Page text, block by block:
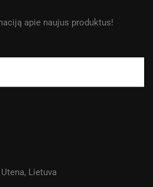
apie naujus produktus!
Lietuva